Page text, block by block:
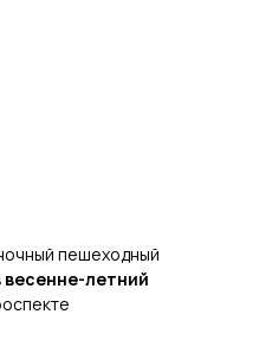
пешеходный
весенне-летний